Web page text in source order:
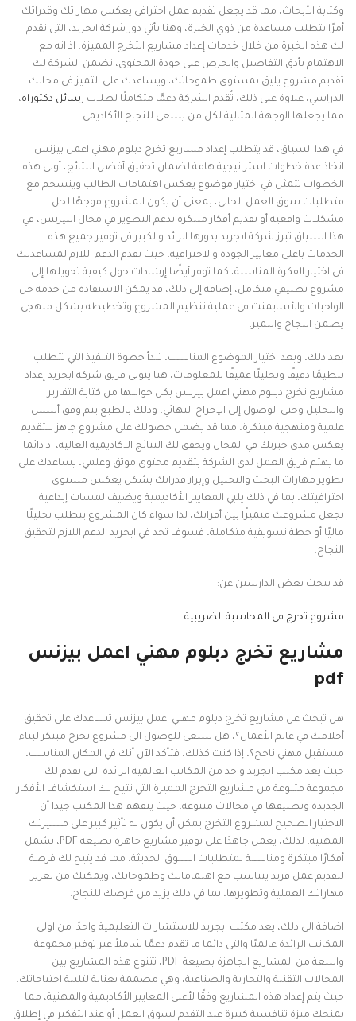
وكتابة الأبحاث، مما قد يجعل تقديم عمل احترافي يعكس مهاراتك وقدراتك
أمرًا يتطلب مساعدة من ذوي الخبرة، وهنا يأتي دور شركة ابجريد، التى تقدم
لك هذه الخبرة من خلال خدمات إعداد مشاريع التخرج المميزة، اذ انه مع
الاهتمام بأدق التفاصيل والحرص على جودة المحتوى، تضمن الشركة لك
تقديم مشروع يليق بمستوى طموحاتك، ويساعدك على التميز في مجالك
الدراسي، علاوة على ذلك، تُقدم الشركة دعمًا متكاملًا لطلاب رسائل دكتوراه،
مما يجعلها الوجهة المثالية لكل من يسعى للنجاح الأكاديمي.
في هذا السياق، قد يتطلب إعداد مشاريع تخرج دبلوم مهني اعمل بيزنس
اتخاذ عدة خطوات استراتيجية هامة لضمان تحقيق أفضل النتائج، أولى هذه
الخطوات تتمثل في اختيار موضوع يعكس اهتمامات الطالب وينسجم مع
متطلبات سوق العمل الحالي، بمعنى أن يكون المشروع موجهًا لحل
مشكلات واقعية أو تقديم أفكار مبتكرة تدعم التطوير في مجال البيزنس، في
هذا السياق تبرز شركة ابجريد بدورها الرائد والكبير في توفير جميع هذه
الخدمات باعلى معايير الجودة والاحترافية، حيث تقدم الدعم اللازم لمساعدتك
في اختيار الفكرة المناسبة، كما توفر أيضًا إرشادات حول كيفية تحويلها إلى
مشروع تطبيقي متكامل، إضافة إلى ذلك، قد يمكن الاستفادة من خدمة حل
الواجبات والأسايمنت في عملية تنظيم المشروع وتخطيطه بشكل منهجي
يضمن النجاح والتميز.
بعد ذلك، وبعد اختيار الموضوع المناسب، تبدأ خطوة التنفيذ التي تتطلب
تنظيمًا دقيقًا وتحليلًا عميقًا للمعلومات، هنا يتولى فريق شركة ابجريد إعداد
مشاريع تخرج دبلوم مهني اعمل بيزنس بكل جوانبها من كتابة التقارير
والتحليل وحتى الوصول إلى الإخراج النهائي، وذلك بالطبع يتم وفق أسس
علمية ومنهجية مبتكرة، مما قد يضمن حصولك على مشروع جاهز للتقديم
يعكس مدى خبرتك في المجال ويحقق لك النتائج الاكاديمية العالية، اذ دائما
ما يهتم فريق العمل لدى الشركة بتقديم محتوى موثق وعلمي، يساعدك على
تطوير مهارات البحث والتحليل وإبراز قدراتك بشكل يعكس مستوى
احترافيتك، بما في ذلك يلبي المعايير الأكاديمية ويضيف لمسات إبداعية
تجعل مشروعك متميزًا بين أقرانك، لذا سواء كان المشروع يتطلب تحليلًا
ماليًا أو خطة تسويقية متكاملة، فسوف تجد في ابجريد الدعم اللازم لتحقيق
النجاح.
قد يبحث بعض الدارسين عن:
مشروع تخرج في المحاسبة الضريبية
مشاريع تخرج دبلوم مهني اعمل بيزنس
pdf
هل تبحث عن مشاريع تخرج دبلوم مهني اعمل بيزنس تساعدك على تحقيق
أحلامك في عالم الأعمال؟، هل تسعى للوصول الى مشروع تخرج مبتكر لبناء
مستقبل مهني ناجح؟، إذا كنت كذلك، فتأكد الآن أنك في المكان المناسب،
حيث يعد مكتب ابجريد واحد من المكاتب العالمية الرائدة التى تقدم لك
مجموعة متنوعة من مشاريع التخرج المميزة التي تتيح لك استكشاف الأفكار
الجديدة وتطبيقها في مجالات متنوعة، حيث يتفهم هذا المكتب جيدا أن
الاختيار الصحيح لمشروع التخرج يمكن أن يكون له تأثير كبير على مسيرتك
المهنية، لذلك، يعمل جاهدًا على توفير مشاريع جاهزة بصيغة PDF، تشمل
أفكارًا مبتكرة ومناسبة لمتطلبات السوق الحديثة، مما قد يتيح لك فرصة
لتقديم عمل فريد يتناسب مع اهتماماتك وطموحاتك، ويمكنك من تعزيز
مهاراتك العملية وتطويرها، بما في ذلك يزيد من فرصك للنجاح.
اضافة الى ذلك، يعد مكتب ابجريد للاستشارات التعليمية واحدًا من اولى
المكاتب الرائدة عالميًا والتى دائما ما تقدم دعمًا شاملاً عبر توفير مجموعة
واسعة من المشاريع الجاهزة بصيغة PDF، تتنوع هذه المشاريع بين
المجالات التقنية والتجارية والصناعية، وهي مصممة بعناية لتلبية احتياجاتك،
حيث يتم إعداد هذه المشاريع وفقًا لأعلى المعايير الأكاديمية والمهنية، مما
يمنحك ميزة تنافسية كبيرة عند التقدم لسوق العمل أو عند التفكير في إطلاق